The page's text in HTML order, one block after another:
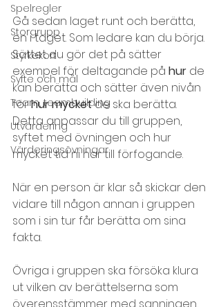
Spelregler
Storgrupp
Styrkekort
Syfte och mål
Team, teambuilding
Utvärdering
Värderingsövningar
Gå sedan laget runt och berätta,
en i taget. Som ledare kan du börja.
Sättet du gör det på sätter
exempel för deltagande på hur de
kan berätta och sätter även nivån
för hur mycket de ska berätta.
Detta anpassar du till gruppen,
syftet med övningen och hur
mycket tid ni har till förfogande.
När en person är klar så skickar den
vidare till någon annan i gruppen
som i sin tur får berätta om sina
fakta.
Övriga i gruppen ska försöka klura
ut vilken av berättelserna som
överensstämmer med sanningen,